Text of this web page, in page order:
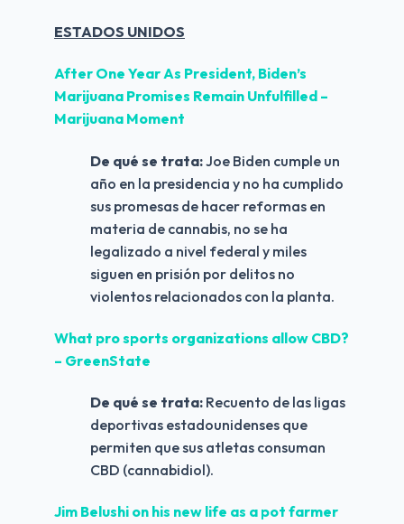
ESTADOS UNIDOS
After One Year As President, Biden’s
Marijuana Promises Remain Unfulfilled –
Marijuana Moment
De qué se trata: Joe Biden cumple un
año en la presidencia y no ha cumplido
sus promesas de hacer reformas en
materia de cannabis, no se ha
legalizado a nivel federal y miles
siguen en prisión por delitos no
violentos relacionados con la planta.
What pro sports organizations allow CBD?
– GreenState
De qué se trata: Recuento de las ligas
deportivas estadounidenses que
permiten que sus atletas consuman
CBD (cannabidiol).
Jim Belushi on his new life as a pot farmer